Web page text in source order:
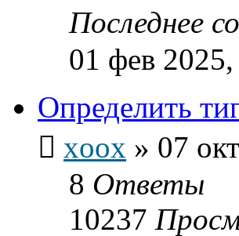
Последнее
01 фев
Определить
xoox » 07
8 Ответы
10237